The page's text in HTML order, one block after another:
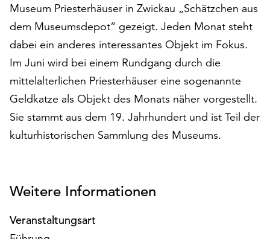
Sie
auf
„Alle
akzeptieren“,
um
alle
Cookies
zu
akzeptieren.
Sie
jederzeit
und
Museum Priesterhäuser in Zwickau „Schätzchen aus
dem Museumsdepot“ gezeigt. Jeden Monat steht
dabei ein anderes interessantes Objekt im Fokus.
Im Juni wird bei einem Rundgang durch die
mittelalterlichen Priesterhäuser eine sogenannte
Geldkatze als Objekt des Monats näher vorgestellt.
Sie stammt aus dem 19. Jahrhundert und ist Teil der
kulturhistorischen Sammlung des Museums.
Weitere Informationen
Veranstaltungsart